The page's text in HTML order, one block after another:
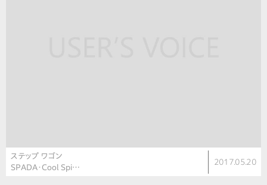
ステップ ワゴン
SPADA・Cool Spi…
2017.05.20